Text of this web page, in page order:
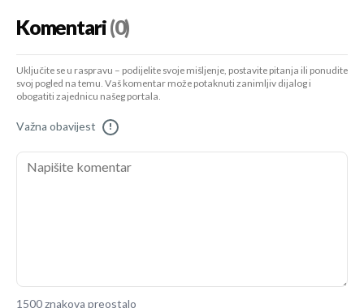
Komentari(0)
Uključite se u raspravu – podijelite svoje mišljenje, postavite pitanja ili ponudite
svoj pogled na temu. Vaš komentar može potaknuti zanimljiv dijalog i
obogatiti zajednicu našeg portala.
Važna obavijest !
1500 znakova preostalo